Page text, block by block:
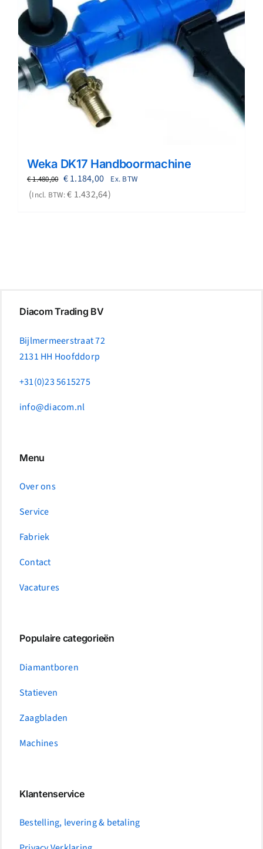
Weka DK17 Handboormachine
€1.480,00 Oorspronkelijke
prijs
€1.184,00Huidige
prijs
Ex. BTW
Incl. BTW:€ 1.432,64
Diacom Trading BV
Bijlmermeerstraat 72
2131 HH Hoofddorp
+31(0)23 5615275
info@diacom.nl
Menu
Over ons
Service
Fabriek
Contact
Vacatures
Populaire categorieën
Diamantboren
Statieven
Zaagbladen
Machines
Klantenservice
Bestelling, levering & betaling